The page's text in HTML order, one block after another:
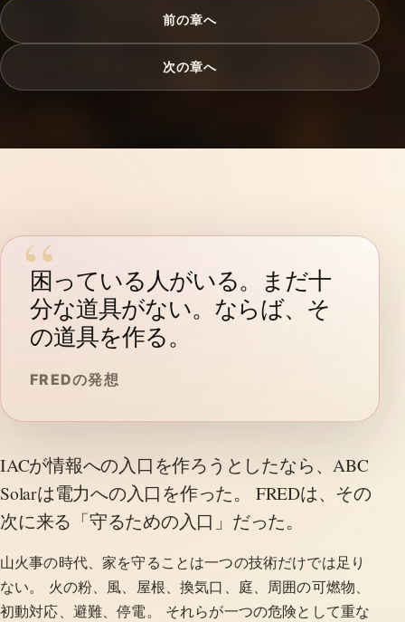
前の章へ
次の章へ
困っている人がいる。まだ十
分な道具がない。ならば、そ
の道具を作る。
FREDの発想
IACが情報への入口を作ろうとしたなら、ABC
Solarは電力への入口を作った。 FREDは、その
次に来る「守るための入口」だった。
山火事の時代、家を守ることは一つの技術だけでは足り
ない。 火の粉、風、屋根、換気口、庭、周囲の可燃物、
初動対応、避難、停電。 それらが一つの危険として重な